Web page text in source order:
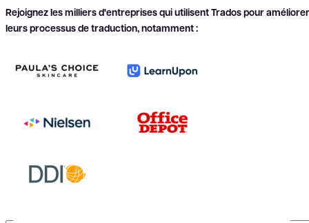
Rejoignez les milliers d'entreprises qui utilisent Trados pour améliorer
leurs processus de traduction, notamment :